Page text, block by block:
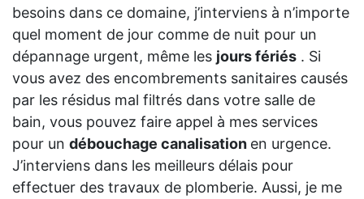
besoins dans ce domaine, j’interviens à n’importe
quel moment de jour comme de nuit pour un
dépannage urgent, même les jours fériés . Si
vous avez des encombrements sanitaires causés
par les résidus mal filtrés dans votre salle de
bain, vous pouvez faire appel à mes services
pour un débouchage canalisation en urgence.
J’interviens dans les meilleurs délais pour
effectuer des travaux de plomberie. Aussi, je me